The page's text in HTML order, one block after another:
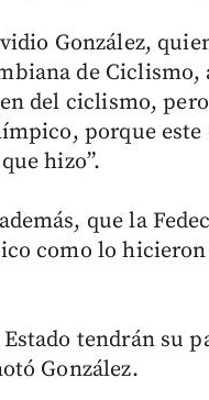
González,
de
del ciclismo,
porque
hizo”.
que la
como lo hicieron
tendrán su
González.